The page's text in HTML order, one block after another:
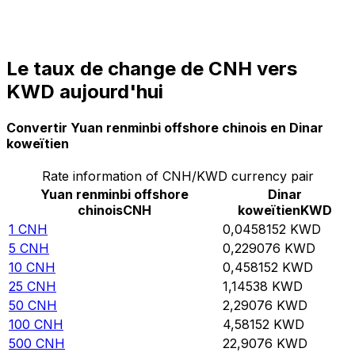
Le taux de change de CNH vers
KWD aujourd'hui
Convertir Yuan renminbi offshore chinois en Dinar
koweïtien
Rate information of CNH/KWD currency pair
Yuan renminbi offshore
chinoisCNH
Dinar
koweïtienKWD
1 CNH 0,0458152 KWD
5 CNH 0,229076 KWD
10 CNH 0,458152 KWD
25 CNH 1,14538 KWD
50 CNH 2,29076 KWD
100 CNH 4,58152 KWD
500 CNH 22,9076 KWD